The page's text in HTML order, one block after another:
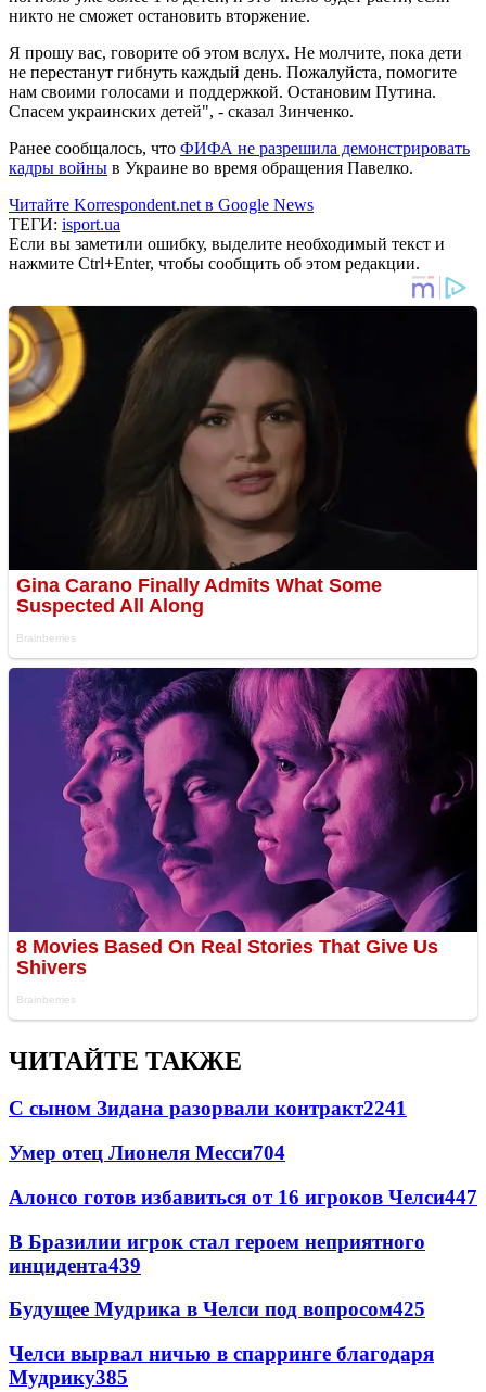
никто не сможет остановить вторжение.
Я прошу вас, говорите об этом вслух. Не молчите, пока дети
не перестанут гибнуть каждый день. Пожалуйста, помогите
нам своими голосами и поддержкой. Остановим Путина.
Спасем украинских детей", - сказал Зинченко.
Ранее сообщалось, что ФИФА не разрешила демонстрировать
кадры войны в Украине во время обращения Павелко.
Читайте Korrespondent.net в Google News
ТЕГИ: isport.ua
Если вы заметили ошибку, выделите необходимый текст и
нажмите Ctrl+Enter, чтобы сообщить об этом редакции.
ЧИТАЙТЕ ТАКЖЕ
С сыном Зидана разорвали контракт2241
Умер отец Лионеля Месси704
Алонсо готов избавиться от 16 игроков Челси447
В Бразилии игрок стал героем неприятного
инцидента439
Будущее Мудрика в Челси под вопросом425
Челси вырвал ничью в спарринге благодаря
Мудрику385